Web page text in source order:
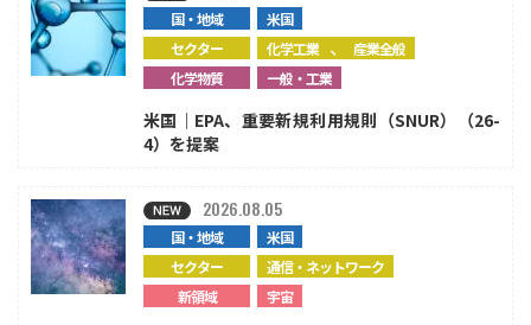
国・地域
米国
セクター
化学工業 、産業全般
化学物質
一般・工業
米国｜EPA、重要新規利用規則（SNUR）（26-
4）を提案
国・地域
米国
セクター
通信・ネットワーク
新領域
宇宙
2026.08.05